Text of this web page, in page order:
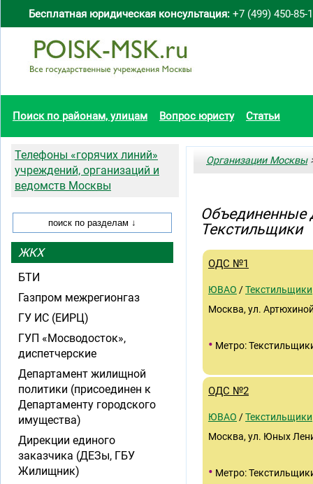
Бесплатная юридическая консультация: +7 (499) 450-85-
Поиск по районам, улицам Вопрос юристу Статьи
Организации Москвы
Объединенные
Текстильщики
ОДС №1
ЮВАО /Текстильщики
Москва, ул.
• Метро:
ОДС №2
ЮВАО /Текстильщики
Москва, ул. Юных
• Метро:
Телефоны «горячих линий»
учреждений, организаций и
ведомств Москвы
ЖКХ
БТИ
Газпром межрегионгаз
ГУ ИС (ЕИРЦ)
ГУП «Мосводосток»,
диспетчерские
Департамент жилищной
политики (присоединен к
Департаменту городского
имущества)
Дирекции единого
заказчика (ДЕЗы, ГБУ
Жилищник)